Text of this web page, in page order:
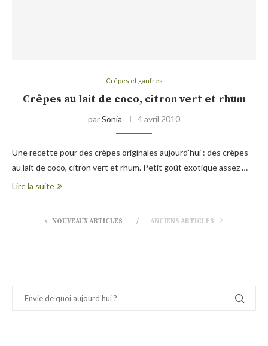
Crêpes et gaufres
Crêpes au lait de coco, citron vert et rhum
parSonia 4 avril 2010
Une recette pour des crêpes originales aujourd’hui : des crêpes
au lait de coco, citron vert et rhum. Petit goût exotique assez …
Lire la suite
NOUVEAUX ARTICLES ANCIENS ARTICLES